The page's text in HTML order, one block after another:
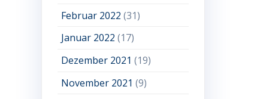
Februar 2022 (31)
Januar 2022 (17)
Dezember 2021 (19)
November 2021 (9)